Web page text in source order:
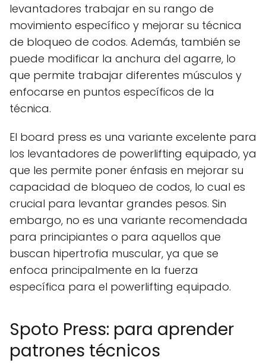
levantadores trabajar en su rango de
movimiento específico y mejorar su técnica
de bloqueo de codos. Además, también se
puede modificar la anchura del agarre, lo
que permite trabajar diferentes músculos y
enfocarse en puntos específicos de la
técnica.
El board press es una variante excelente para
los levantadores de powerlifting equipado, ya
que les permite poner énfasis en mejorar su
capacidad de bloqueo de codos, lo cual es
crucial para levantar grandes pesos. Sin
embargo, no es una variante recomendada
para principiantes o para aquellos que
buscan hipertrofia muscular, ya que se
enfoca principalmente en la fuerza
específica para el powerlifting equipado.
Spoto Press: para aprender
patrones técnicos